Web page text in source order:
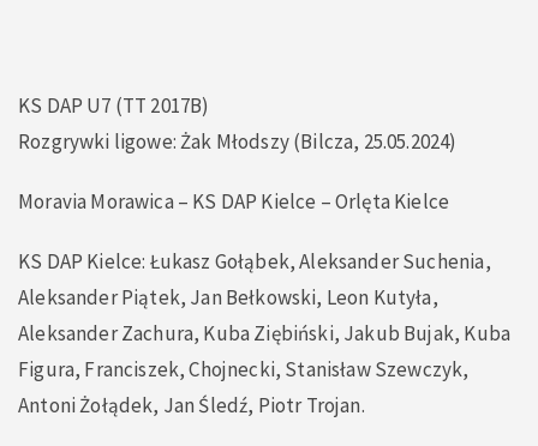
KS DAP U7 (TT 2017B)
Rozgrywki ligowe: Żak Młodszy (Bilcza, 25.05.2024)
Moravia Morawica – KS DAP Kielce – Orlęta Kielce
KS DAP Kielce: Łukasz Gołąbek, Aleksander Suchenia,
Aleksander Piątek, Jan Bełkowski, Leon Kutyła,
Aleksander Zachura, Kuba Ziębiński, Jakub Bujak, Kuba
Figura, Franciszek, Chojnecki, Stanisław Szewczyk,
Antoni Żołądek, Jan Śledź, Piotr Trojan.